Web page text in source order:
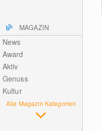
MAGAZIN
News
Award
Aktiv
Genuss
Kultur
Alle Magazin Kategorien